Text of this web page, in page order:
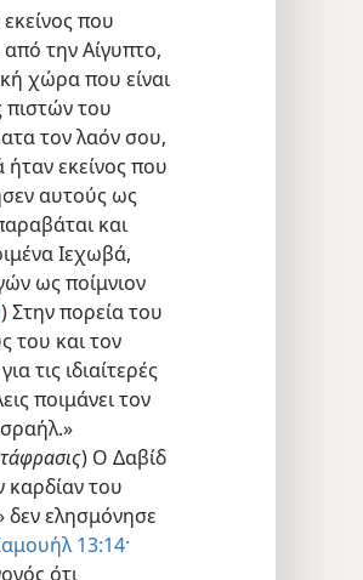
που
την Αίγυπτο,
χώρα που είναι
πιστών του
τον λαόν σου,
εκείνος που
αυτούς ως
και
Ιεχωβά,
ως ποίμνιον
) Στην πορεία του
του και τον
τις ιδιαίτερές
ποιμάνει τον
) Ο Δαβίδ
καρδίαν του
δεν ελησμόνησε
13:14·
ότι